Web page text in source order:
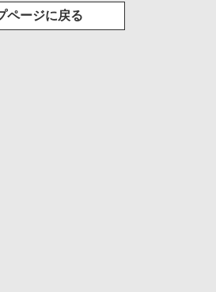
ページに戻る